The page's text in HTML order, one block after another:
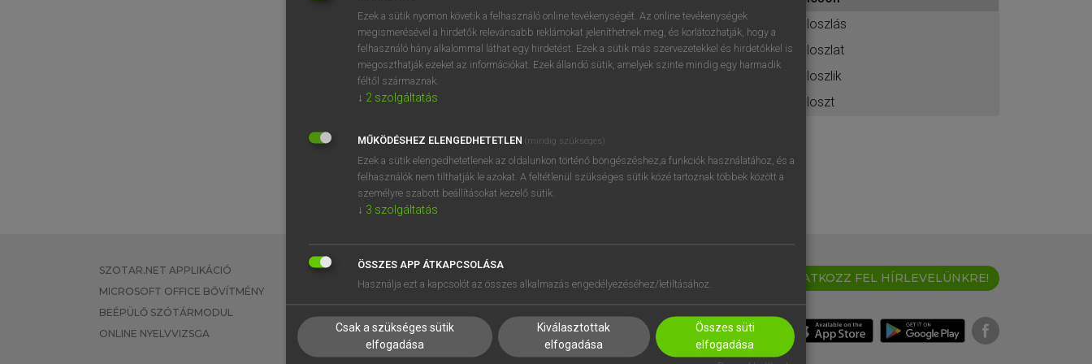
BELÉPÉS
próbaverziójának elindításához
regisztrálok ésbelépek.
REGISZTRÁCIÓ
eloszlás
eloszlat
eloszlik
eloszt
SZOTAR.NET APPLIKÁCIÓ
MICROSOFT OFFICE BŐVÍTMÉNY
BEÉPÜLŐ SZÓTÁRMODUL
ONLINE NYELVVIZSGA
EGYÉNI FELHASZNÁLÓKNAK
TANULÓKNAK
VÁLLALATI MEGOLDÁSOK
SÚGÓ
RÓLUNK
SÜTI BEÁLLÍTÁSOK
IRATKOZZ FEL HÍRLEVELÜNKRE!
Ezek a sütik nyomon követik a felhasználó online tevékenységét. Az online tevékenységek
megismerésével a hirdetők relevánsabb reklámokat jeleníthetnek meg, és korlátozhatják, hogy a
felhasználó hány alkalommal láthat egy hirdetést. Ezek a sütik más szervezetekkel és hirdetőkkel is
megoszthatják ezeket az információkat. Ezek állandó sütik, amelyek szinte mindig egy harmadik
féltől származnak.
↓ 2 szolgáltatás
MŰKÖDÉSHEZ ELENGEDHETETLEN (mindig szükséges)
Ezek a sütik elengedhetetlenek az oldalunkon történő böngészéshez,a funkciók használatához, és a
felhasználók nem tilthatják le azokat. A feltétlenül szükséges sütik közé tartoznak többek között a
személyre szabott beállításokat kezelő sütik.
↓ 3 szolgáltatás
ÖSSZES APP ÁTKAPCSOLÁSA
Használja ezt a kapcsolót az összes alkalmazás engedélyezéséhez/letiltásához.
Csak a szükséges sütik
elfogadása
Kiválasztottak
elfogadása
Összes süti
elfogadása